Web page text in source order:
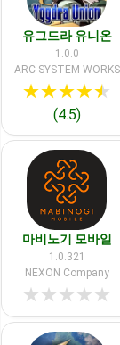
유그드라 유니온
1.0.0
ARC SYSTEM WORKS
★★★★★
(4.5)
마비노기 모바일
1.0.321
NEXON Company
★★★★★